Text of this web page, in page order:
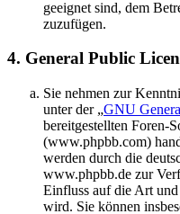
geeignet sind, dem
zuzufügen.
4. General Public
Sie nehmen zur
unter der „GNU
bereitgestellten Foren-
(www.phpbb.com)
werden durch die
www.phpbb.de zur
Einfluss auf die Art
wird. Sie können